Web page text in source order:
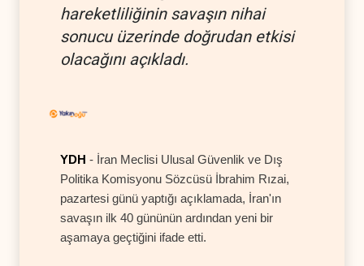
hareketliliğinin savaşın nihai
sonucu üzerinde doğrudan etkisi
olacağını açıkladı.
YDH - İran Meclisi Ulusal Güvenlik ve Dış
Politika Komisyonu Sözcüsü İbrahim Rızai,
pazartesi günü yaptığı açıklamada, İran'ın
savaşın ilk 40 gününün ardından yeni bir
aşamaya geçtiğini ifade etti.